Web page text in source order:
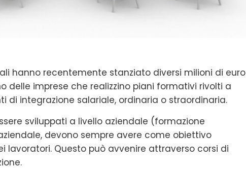
hanno recentemente stanziato diversi milioni di euro
delle imprese che realizzino piani formativi rivolti a
integrazione salariale, ordinaria o straordinaria.
sviluppati a livello aziendale (formazione
devono sempre avere come obiettivo
lavoratori. Questo può avvenire attraverso corsi di